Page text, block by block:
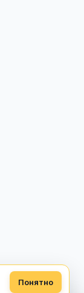
данныхПонятно